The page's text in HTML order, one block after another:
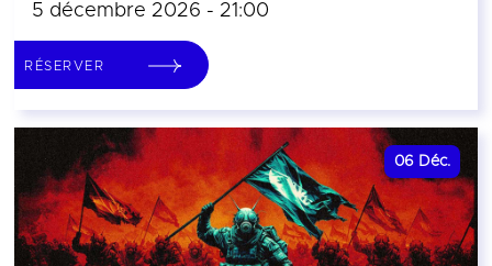
5 décembre 2026 - 21:00
RÉSERVER
06 Déc.